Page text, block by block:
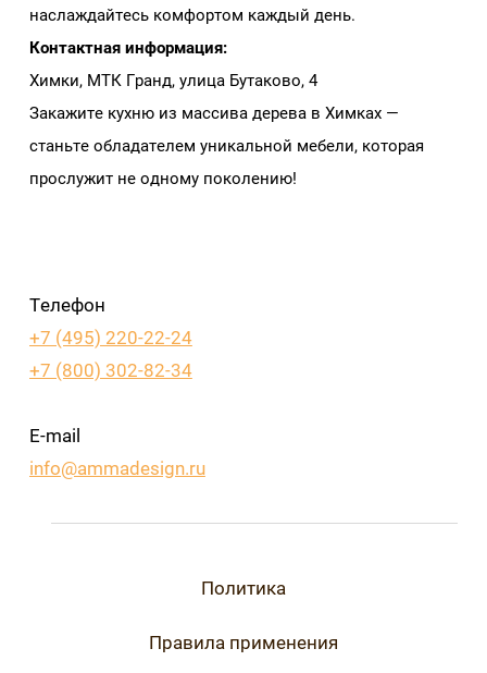
наслаждайтесь комфортом каждый день.
Контактная информация:
Химки, МТК Гранд, улица Бутаково, 4
Закажите кухню из массива дерева в Химках —
станьте обладателем уникальной мебели, которая
прослужит не одному поколению!
Телефон
+7 (495) 220-22-24
+7 (800) 302-82-34
E-mail
info@ammadesign.ru
Политика
Правила применения